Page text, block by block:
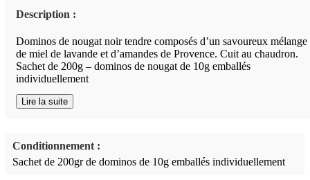
Description :
Dominos de nougat noir tendre composés d’un savoureux mélange
de miel de lavande et d’amandes de Provence. Cuit au chaudron.
Sachet de 200g – dominos de nougat de 10g emballés
individuellement
Lire la suite
Conditionnement :
Sachet de 200gr de dominos de 10g emballés individuellement